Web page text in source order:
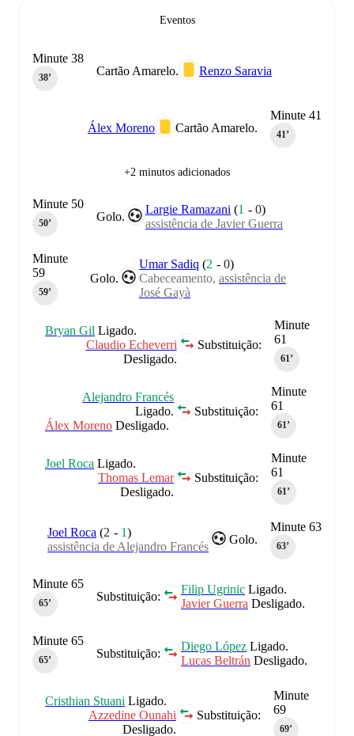
Eventos
Cartão Amarelo. Renzo Saravia
Minute 38
38‎’‎
Minute 41
41‎’‎
Cartão Amarelo.
Álex Moreno
+2 minutos adicionados
Golo.
Largie Ramazani (1 -0)
assistência de Javier Guerra
Minute 50
50‎’‎
Golo.
Umar Sadiq (2 -0)
Cabeceamento, assistência de
José Gayà
Minute
59
59‎’‎
Minute
61
61‎’‎
Substituição:
Bryan Gil Ligado.
Claudio Echeverri
Desligado.
Minute
61
61‎’‎
Substituição:
Alejandro Francés
Ligado.
Álex Moreno Desligado.
Minute
61
61‎’‎
Substituição:
Joel Roca Ligado.
Thomas Lemar
Desligado.
Minute 63
63‎’‎
Golo.
Joel Roca (2 - 1)
assistência de Alejandro Francés
Substituição:
Filip Ugrinic Ligado.
Javier Guerra Desligado.
Minute 65
65‎’‎
Substituição:
Diego López Ligado.
Lucas Beltrán Desligado.
Minute 65
65‎’‎
Minute
69
69‎’‎
Substituição:
Cristhian Stuani Ligado.
Azzedine Ounahi
Desligado.